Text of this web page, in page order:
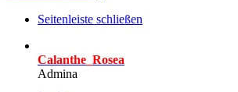
Seitenleiste schließen
Calanthe_Rosea
Admina